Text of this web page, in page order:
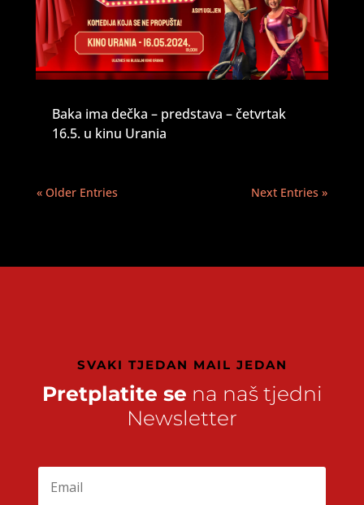
Baka ima dečka – predstava – četvrtak
16.5. u kinu Urania
« Older Entries Next Entries »
SVAKI TJEDAN MAIL JEDAN
Pretplatite se na naš tjedni
Newsletter